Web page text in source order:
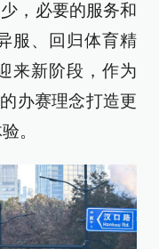
，必要的服务和
服、回归体育精
来新阶段，作为
办赛理念打造更
。